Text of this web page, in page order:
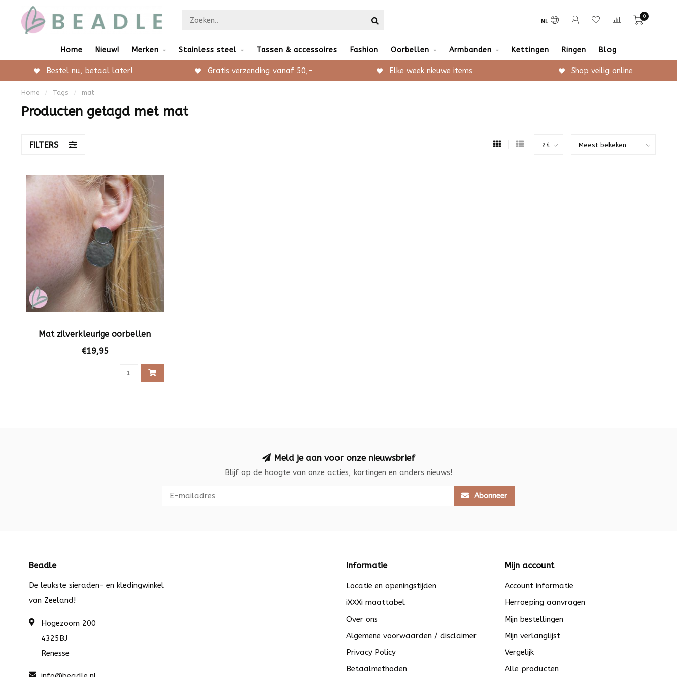
NL
0
Home Nieuw! Merken Stainless steel Tassen & accessoires Fashion Oorbellen Armbanden Kettingen Ringen Blog
Bestel nu, betaal later! Gratis verzending vanaf 50,- Elke week nieuwe items Shop veilig online
Home / Tags / mat
Producten getagd met mat
FILTERS
Mat zilverkleurige oorbellen
€19,95
Meld je aan voor onze nieuwsbrief
Blijf op de hoogte van onze acties, kortingen en anders nieuws!
Abonneer
Beadle
De leukste sieraden- en kledingwinkel
van Zeeland!
Hogezoom 200
4325BJ
Renesse
Informatie
Locatie en openingstijden
iXXXi maattabel
Over ons
Algemene voorwaarden / disclaimer
Privacy Policy
Betaalmethoden
Mijn account
Account informatie
Herroeping aanvragen
Mijn bestellingen
Mijn verlanglijst
Vergelijk
Alle producten